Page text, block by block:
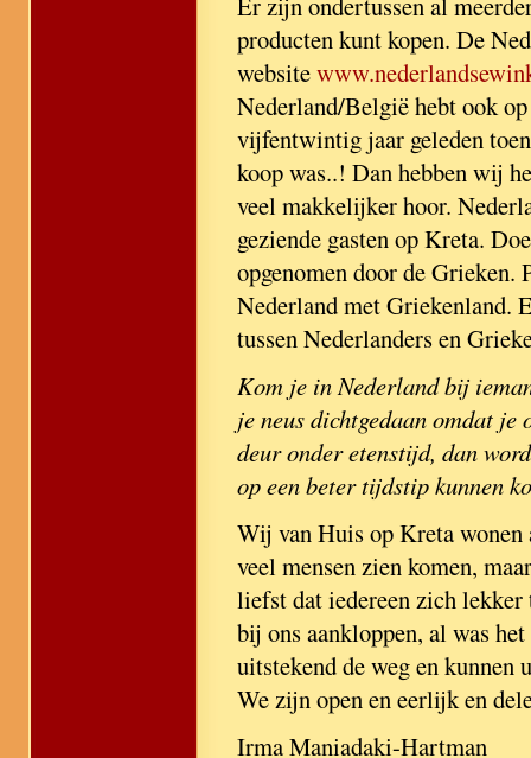
producten kunt kopen. De
website
Nederland/België hebt ook
vijfentwintig jaar geleden
koop was..! Dan hebben wij
veel makkelijker hoor.
geziende gasten op Kreta.
opgenomen door de Grieken.
Nederland met Griekenland.
tussen Nederlanders en
Kom je in Nederland bij
je neus dichtgedaan omdat
deur onder etenstijd, dan
op een beter tijdstip kunnen
Wij van Huis op Kreta
veel mensen zien komen,
liefst dat iedereen zich
bij ons aankloppen, al was
uitstekend de weg en kunnen
We zijn open en eerlijk en
Irma Maniadaki-Hartman